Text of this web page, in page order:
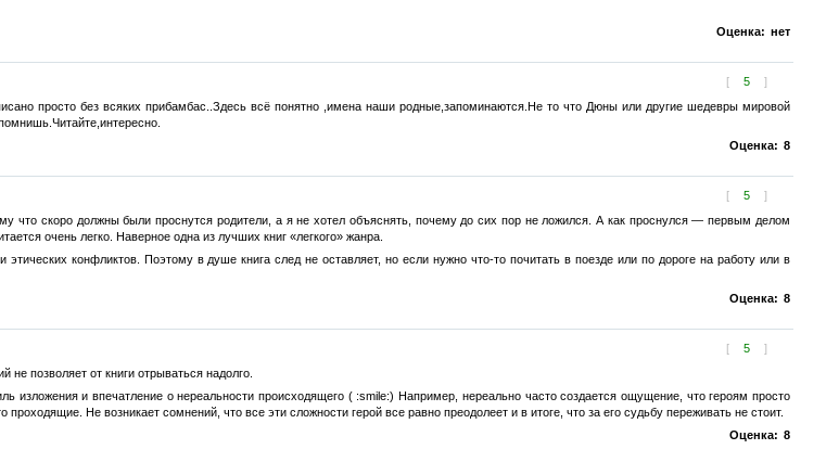
Оценка: нет
[ 5 ]
просто без всяких прибамбас..Здесь всё понятно ,имена наши родные,запоминаются.Не то что Дюны или другие шедевры мировой
Оценка: 8
[ 5 ]
что скоро должны были проснутся родители, а я не хотел объяснять, почему до сих пор не ложился. А как проснулся — первым делом
очень легко. Наверное одна из лучших книг «легкого» жанра.
конфликтов. Поэтому в душе книга след не оставляет, но если нужно что-то почитать в поезде или по дороге на работу или в
Оценка: 8
[ 5 ]
позволяет от книги отрываться надолго.
изложения и впечатление о нереальности происходящего ( :smile:) Например, нереально часто создается ощущение, что героям просто
Не возникает сомнений, что все эти сложности герой все равно преодолеет и в итоге, что за его судьбу переживать не стоит.
Оценка: 8